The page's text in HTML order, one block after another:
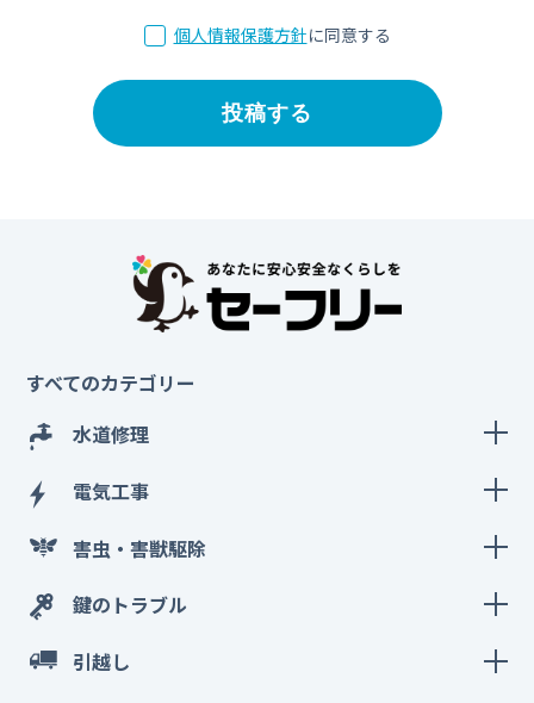
個人情報保護方針に同意する
すべてのカテゴリー
水道修理
電気工事
害虫・害獣駆除
鍵のトラブル
引越し